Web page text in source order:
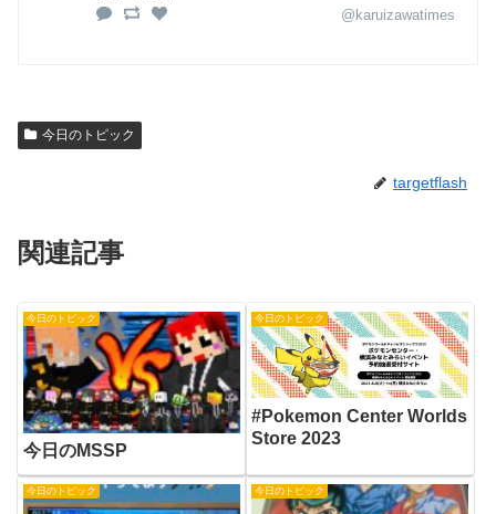
@karuizawatimes
今日のトピック
targetflash
関連記事
今日のトピック
今日のMSSP
今日のトピック
#Pokemon Center Worlds
Store 2023
今日のトピック 今日のトピック